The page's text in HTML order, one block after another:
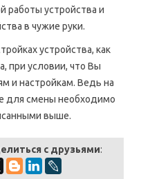
работы устройства и
в чужие руки.
устройства, как
при условии, что Вы
и настройкам. Ведь на
для смены необходимо
выше.
с друзьями: